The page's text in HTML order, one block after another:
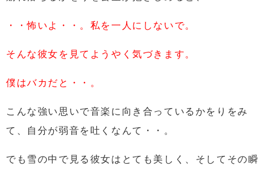
・・怖いよ・・。 私を一人にしないで。
そんな彼女を見てようやく気づきます。
僕はバカだ と・・。
こんな強い思いで音楽に向き合っているかをりをみ
て、自分が弱音を吐くなんて・・。
でも雪の中で見る彼女はとても美しく、そしてその瞬